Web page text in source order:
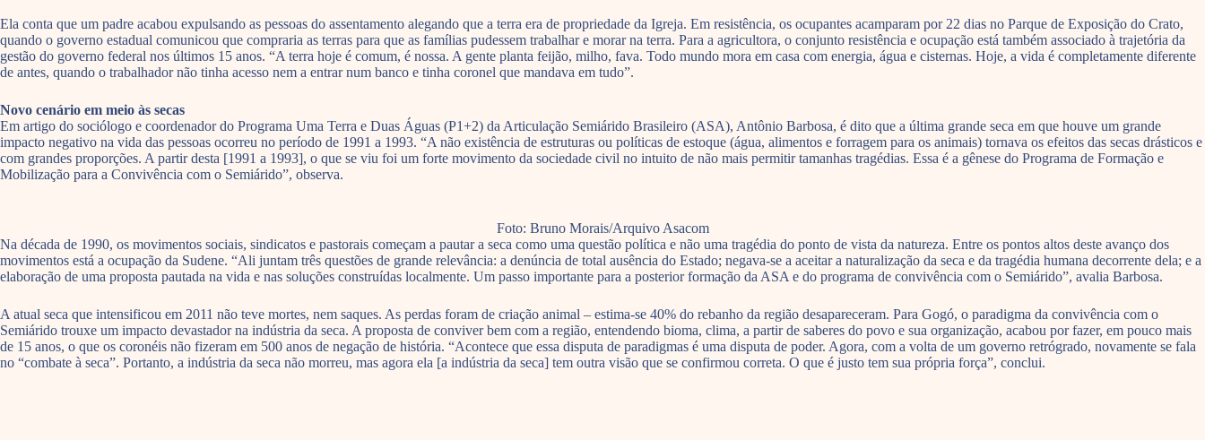
Ela conta que um padre acabou expulsando as pessoas do assentamento alegando que a terra era de propriedade da Igreja. Em resistência, os ocupantes acamparam por 22 dias no Parque de Exposição do Crato,
quando o governo estadual comunicou que compraria as terras para que as famílias pudessem trabalhar e morar na terra. Para a agricultora, o conjunto resistência e ocupação está também associado à trajetória da
gestão do governo federal nos últimos 15 anos. “A terra hoje é comum, é nossa. A gente planta feijão, milho, fava. Todo mundo mora em casa com energia, água e cisternas. Hoje, a vida é completamente diferente
de antes, quando o trabalhador não tinha acesso nem a entrar num banco e tinha coronel que mandava em tudo”.
Novo cenário em meio às secas
Em artigo do sociólogo e coordenador do Programa Uma Terra e Duas Águas (P1+2) da Articulação Semiárido Brasileiro (ASA), Antônio Barbosa, é dito que a última grande seca em que houve um grande
impacto negativo na vida das pessoas ocorreu no período de 1991 a 1993. “A não existência de estruturas ou políticas de estoque (água, alimentos e forragem para os animais) tornava os efeitos das secas drásticos e
com grandes proporções. A partir desta [1991 a 1993], o que se viu foi um forte movimento da sociedade civil no intuito de não mais permitir tamanhas tragédias. Essa é a gênese do Programa de Formação e
Mobilização para a Convivência com o Semiárido”, observa.
Foto: Bruno Morais/Arquivo Asacom
Na década de 1990, os movimentos sociais, sindicatos e pastorais começam a pautar a seca como uma questão política e não uma tragédia do ponto de vista da natureza. Entre os pontos altos deste avanço dos
movimentos está a ocupação da Sudene. “Ali juntam três questões de grande relevância: a denúncia de total ausência do Estado; negava-se a aceitar a naturalização da seca e da tragédia humana decorrente dela; e a
elaboração de uma proposta pautada na vida e nas soluções construídas localmente. Um passo importante para a posterior formação da ASA e do programa de convivência com o Semiárido”, avalia Barbosa.
A atual seca que intensificou em 2011 não teve mortes, nem saques. As perdas foram de criação animal – estima-se 40% do rebanho da região desapareceram. Para Gogó, o paradigma da convivência com o
Semiárido trouxe um impacto devastador na indústria da seca. A proposta de conviver bem com a região, entendendo bioma, clima, a partir de saberes do povo e sua organização, acabou por fazer, em pouco mais
de 15 anos, o que os coronéis não fizeram em 500 anos de negação de história. “Acontece que essa disputa de paradigmas é uma disputa de poder. Agora, com a volta de um governo retrógrado, novamente se fala
no “combate à seca”. Portanto, a indústria da seca não morreu, mas agora ela [a indústria da seca] tem outra visão que se confirmou correta. O que é justo tem sua própria força”, conclui.